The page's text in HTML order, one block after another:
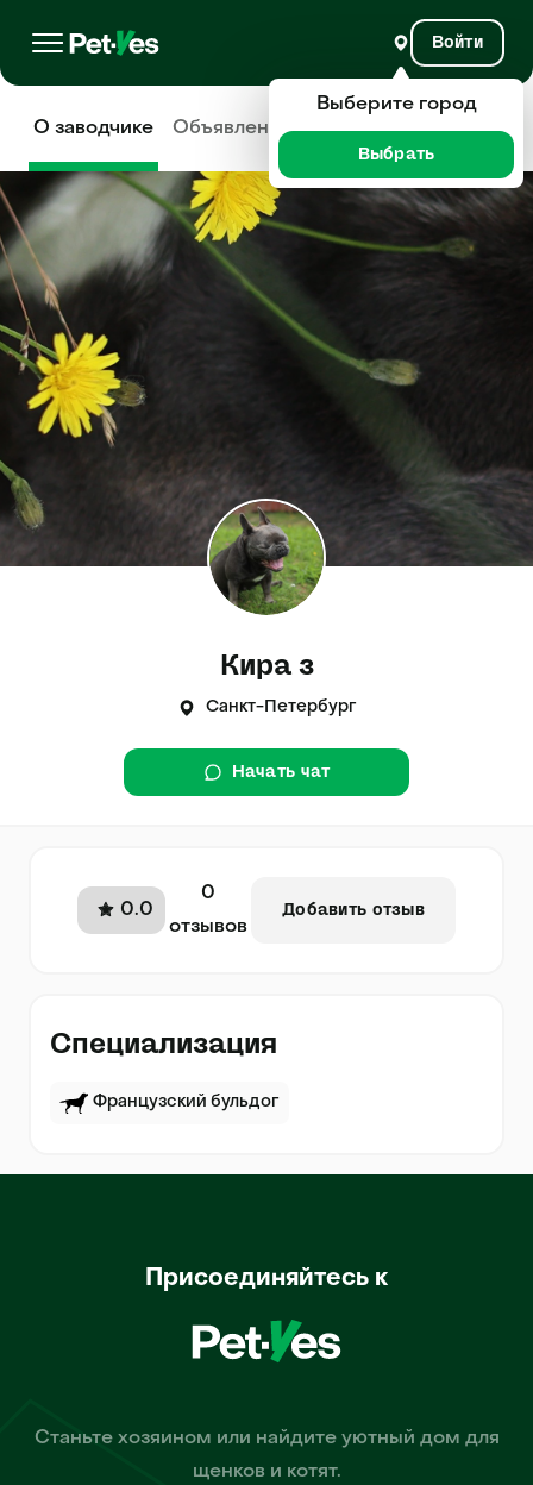
Войти
О заводчике Объявления Отзывы
Кира з
Санкт-Петербург
Начать чат
0.0
0
отзывов
Добавить отзыв
Специализация
Французский бульдог
Присоединяйтесь к
Станьте хозяином или найдите уютный дом для
щенков и котят.
Выберите город
Выбрать